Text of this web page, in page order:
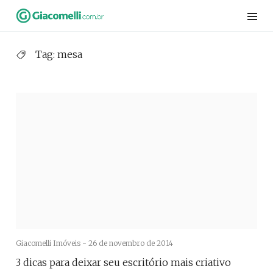
Skip
Tag: mesa
Giacomelli Imóveis - 26 de novembro de 2014
3 dicas para deixar seu escritório mais criativo